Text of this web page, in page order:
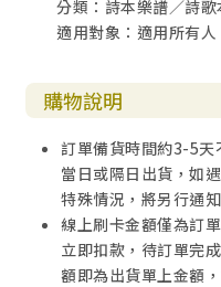
分類：詩本樂譜／詩歌
適用對象：適用所有人
購物說明
訂單備貨時間約3-5天
當日或隔日出貨，如
特殊情況，將另行通
線上刷卡金額僅為訂
立即扣款，待訂單完
額即為出貨單上金額